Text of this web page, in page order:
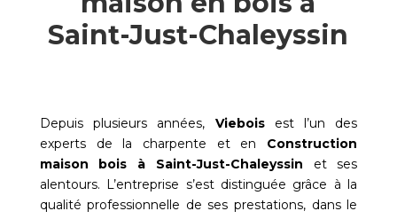
Saint-Just-Chaleyssin
Depuis plusieurs années, Vieboisest l’un des
experts de la charpente et en Construction
maison bois à
Saint-Just-Chaleyssin et ses
alentours. L’entreprise s’est distinguée grâce à la
qualité professionnelle de ses prestations, dans le